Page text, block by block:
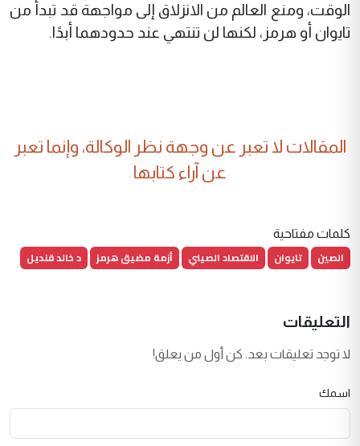
الوقت، ومنع العالم من الانزلاق إلى مواجهة قد تبدأ من
تايوان أو هرمز، لكنها لن تنتهي عند حدودهما أبدًا.
المقالات لا تعبر عن وجهة نظر الوكالة، وإنما تعبر
عن آراء كتابها
كلمات مفتاحية
الصين تايوان الاقتصاد الصيني أزمة مضيق هرمز د خالد قنديل
التعليقات
لا توجد تعليقات بعد. كن أول من يعلق!
اسمك